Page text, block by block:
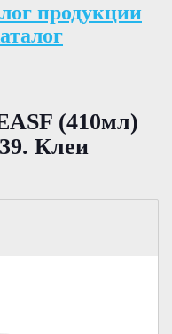
продукции
(410мл)
Клеи